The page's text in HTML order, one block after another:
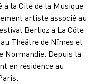
la Cité de la Musique
artiste associé au
Berlioz à La Côte
Théâtre de Nîmes et
Normandie. Depuis la
en résidence au